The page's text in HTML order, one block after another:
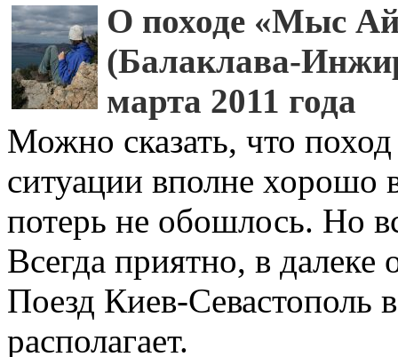
О походе «Мыс
(Балаклава-
марта 2011 года
Можно сказать, что
ситуации вполне хорошо
потерь не обошлось. Но
Всегда приятно, в далеке
Поезд Киев-Севастополь
располагает.